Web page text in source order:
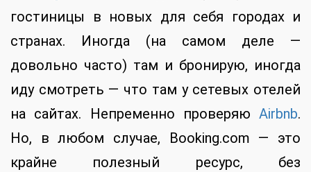
гостиницы в новых для себя городах и
странах. Иногда (на самом деле —
довольно часто) там и бронирую, иногда
иду смотреть — что там у сетевых отелей
на сайтах. Непременно проверяю Airbnb.
Но, в любом случае, Booking.com — это
крайне полезный ресурс, без